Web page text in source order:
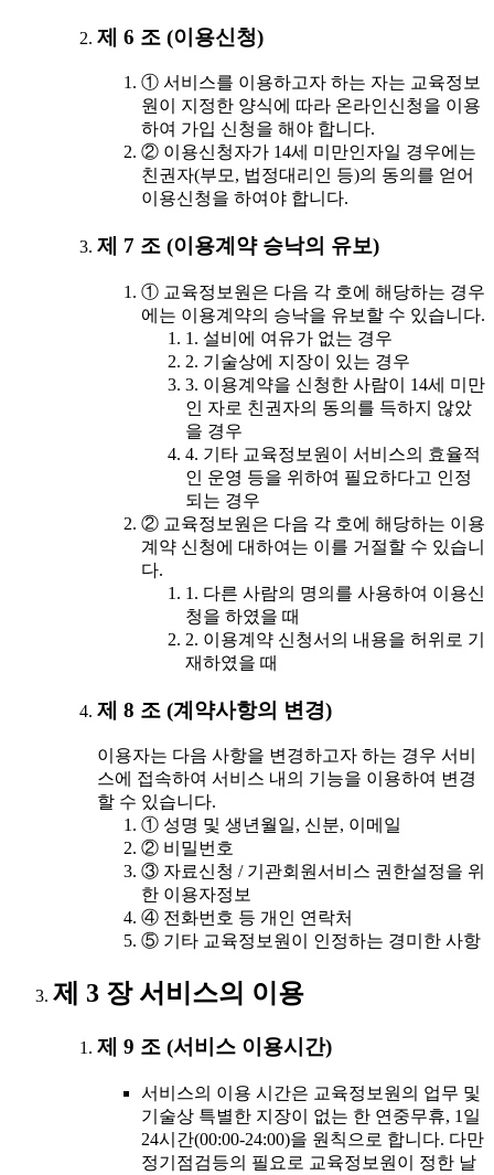
제 6 조 (이용신청)
① 서비스를 이용하고자 하는 자는 교육정보
원이 지정한 양식에 따라 온라인신청을 이용
하여 가입 신청을 해야 합니다.
② 이용신청자가 14세 미만인자일 경우에는
친권자(부모, 법정대리인 등)의 동의를 얻어
이용신청을 하여야 합니다.
제 7 조 (이용계약 승낙의 유보)
① 교육정보원은 다음 각 호에 해당하는 경우
에는 이용계약의 승낙을 유보할 수 있습니다.
1. 설비에 여유가 없는 경우
2. 기술상에 지장이 있는 경우
3. 이용계약을 신청한 사람이 14세 미만
인 자로 친권자의 동의를 득하지 않았
을 경우
4. 기타 교육정보원이 서비스의 효율적
인 운영 등을 위하여 필요하다고 인정
되는 경우
② 교육정보원은 다음 각 호에 해당하는 이용
계약 신청에 대하여는 이를 거절할 수 있습니
다.
1. 다른 사람의 명의를 사용하여 이용신
청을 하였을 때
2. 이용계약 신청서의 내용을 허위로 기
재하였을 때
제 8 조 (계약사항의 변경)
이용자는 다음 사항을 변경하고자 하는 경우 서비
스에 접속하여 서비스 내의 기능을 이용하여 변경
할 수 있습니다.
① 성명 및 생년월일, 신분, 이메일
② 비밀번호
③ 자료신청 / 기관회원서비스 권한설정을 위
한 이용자정보
④ 전화번호 등 개인 연락처
⑤ 기타 교육정보원이 인정하는 경미한 사항
제 3 장 서비스의 이용
제 9 조 (서비스 이용시간)
서비스의 이용 시간은 교육정보원의 업무 및
기술상 특별한 지장이 없는 한 연중무휴, 1일
24시간(00:00-24:00)을 원칙으로 합니다. 다만
정기점검등의 필요로 교육정보원이 정한 날